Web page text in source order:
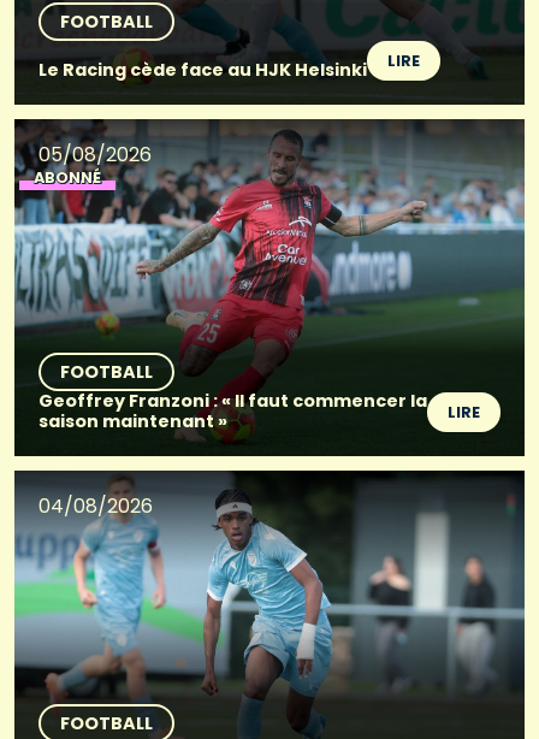
FOOTBALL
Le Racing cède face au HJK Helsinki
LIRE
05/08/2026
ABONNÉ
FOOTBALL
Geoffrey Franzoni : « Il faut commencer la
saison maintenant »
LIRE
04/08/2026
FOOTBALL